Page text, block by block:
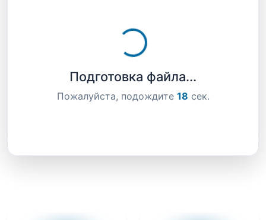
Загрузка...
Подготовка файла...
Пожалуйста, подождите 16 сек.